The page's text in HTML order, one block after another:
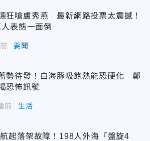
狂嗆盧秀燕 最新網路投票太震撼！
表態一面倒
要聞
勢待發！白海豚吸飽熱能恐硬化 鄭
恐怖訊號
前 生活
起落架故障！198人外海「盤旋4